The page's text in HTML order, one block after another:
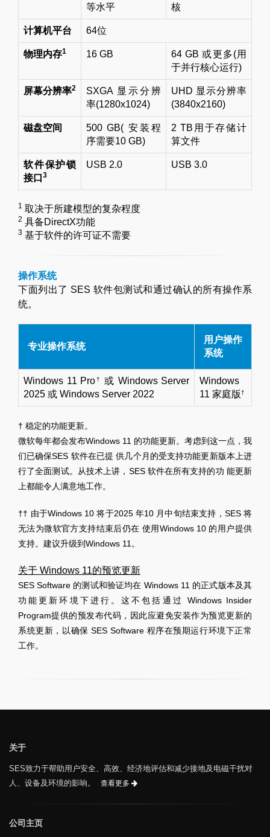
等水平
核
计算机平台 64位
物理内存1 16 GB
64 GB 或更多(用
于并行核心运行)
屏幕分辨率2
SXGA 显示分辨
率(1280x1024)
UHD 显示分辨率
(3840x2160)
磁盘空间
500 GB( 安装程
序需要10 GB)
2 TB用于存储计
算文件
软件保护锁
接口 3
USB 2.0 USB 3.0
1 取决于所建模型的复杂程度
2 具备DirectX功能
3 基于软件的许可证不需要
操作系统
下面列出了 SES 软件包测试和通过确认的所有操作系
统。
专业操作系统
用户操作
系统
Windows 11 Pro†
或 Windows Server
2025 或 Windows Server 2022
Windows
11 家庭版†
† 稳定的功能更新。
微软每年都会发布Windows 11 的功能更新。考虑到这一点，我
们已确保SES 软件在已提 供几个月的受支持功能更新版本上进
行了全面测试。从技术上讲，SES 软件在所有支持的功 能更新
上都能令人满意地工作。
†† 由于Windows 10 将于2025 年10 月中旬结束支持，SES 将
无法为微软官方支持结束后仍在 使用Windows 10 的用户提供
支持。建议升级到Windows 11。
关于 Windows 11的预览更新
SES Software 的测试和验证均在 Windows 11 的正式版本及其
功能更新环境下进行。这不包括通过 Windows Insider
Program提供的预发布代码，因此应避免安装作为预览更新的
系统更新，以确保 SES Software 程序在预期运行环境下正常
工作。
关于
SES致力于帮助用户安全、高效、经济地评估和减少接地及电磁干扰对
人、设备及环境的影响。
查看更多
公司主页